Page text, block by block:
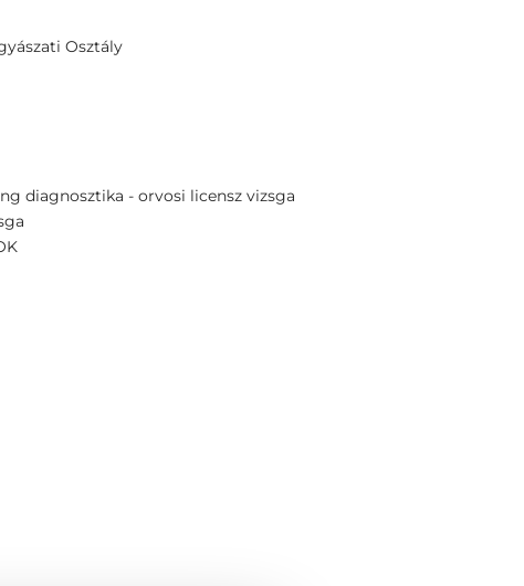
Osztály
diagnosztika - orvosi licensz vizsga